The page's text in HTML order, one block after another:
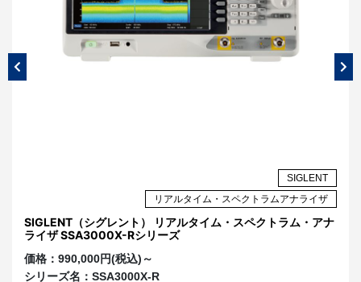
SIGLENT
リアルタイム・スペクトラムアナライザ
SIGLENT（シグレント） リアルタイム・スペクトラム・アナ
ライザ SSA3000X-Rシリーズ
価格： 990,000円(税込)～
シリーズ名： SSA3000X-R